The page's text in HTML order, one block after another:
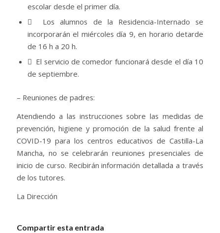
escolar desde el primer día.
 Los alumnos de la Residencia-Internado se
incorporarán el miércoles día 9, en horario detarde
de 16 h a 20 h.
 El servicio de comedor funcionará desde el día 10
de septiembre.
– Reuniones de padres:
Atendiendo a las instrucciones sobre las medidas de
prevención, higiene y promoción de la salud frente al
COVID-19 para los centros educativos de Castilla-La
Mancha, no se celebrarán reuniones presenciales de
inicio de curso. Recibirán información detallada a través
de los tutores.
La Dirección
Compartir esta entrada